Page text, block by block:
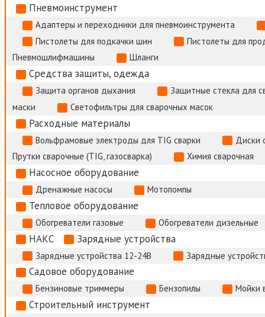
Пневмоинструмент
Адаптеры и переходники для пневмоинструмента
Пистолеты для подкачки шин
Пистолеты для
Пневмошлифмашины
Шланги
Средства защиты, одежда
Защита органов дыхания
Защитные стекла для
маски
Светофильтры для сварочных масок
Расходные материалы
Вольфрамовые электроды для TIG сварки
Диски
Прутки сварочные (TIG, газосварка)
Химия сварочная
Насосное оборудование
Дренажные насосы Мотопомпы
Тепловое оборудование
Обогреватели газовые Обогреватели дизельные
НАКС Зарядные устройства
Зарядные устройства 12-24В Зарядные
Садовое оборудование
Бензиновые триммеры Бензопилы Мойки
Строительный инструмент